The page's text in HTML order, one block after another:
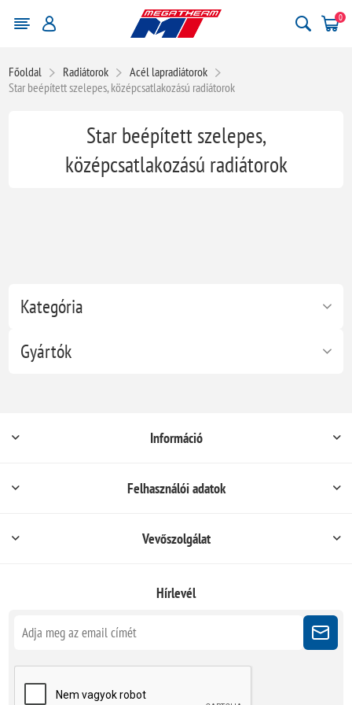
0
Főoldal Radiátorok
Acél lapradiátorok
Star beépített szelepes, középcsatlakozású radiátorok
Kategória
Gyártók
Star beépített szelepes,
középcsatlakozású radiátorok
Információ
Felhasználói adatok
Vevőszolgálat
Hírlevél